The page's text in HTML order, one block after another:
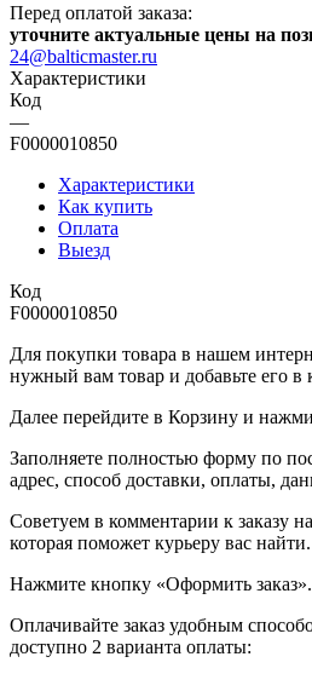
Перед оплатой заказа:
уточните актуальные цены на
24@balticmaster.ru
Характеристики
Код
—
F0000010850
Характеристики
Как купить
Оплата
Выезд
Код
F0000010850
Для покупки товара в нашем
нужный вам товар и добавьте его в
Далее перейдите в Корзину и
​​​​​​​Заполняете полностью форму по
адрес, способ доставки, оплаты,
​​​​​​​Советуем в комментарии к заказу
которая поможет курьеру вас найти.
​​​​​​​Нажмите кнопку «Оформить заказ».
Оплачивайте заказ удобным
доступно 2 варианта оплаты: